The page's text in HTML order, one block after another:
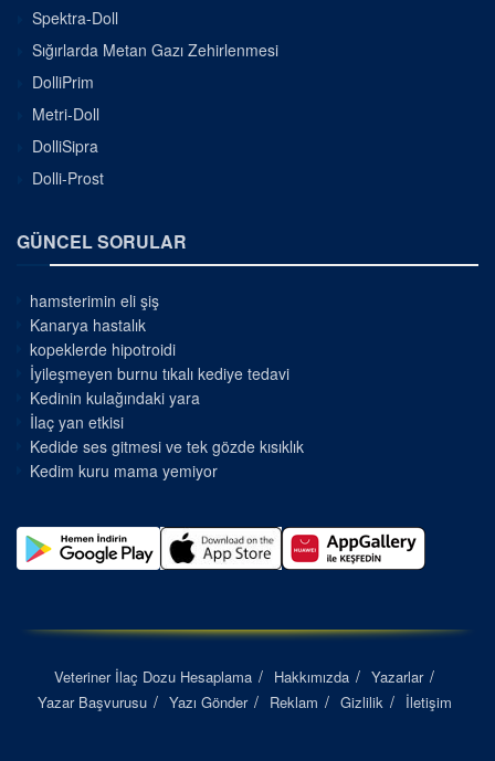
Spektra-Doll
Sığırlarda Metan Gazı Zehirlenmesi
DolliPrim
Metri-Doll
DolliSipra
Dolli-Prost
GÜNCEL SORULAR
hamsterimin eli şiş
Kanarya hastalık
kopeklerde hipotroidi
İyileşmeyen burnu tıkalı kediye tedavi
Kedinin kulağındaki yara
İlaç yan etkisi
Kedide ses gitmesi ve tek gözde kısıklık
Kedim kuru mama yemiyor
Veteriner İlaç Dozu Hesaplama Hakkımızda
Yazarlar
Yazar Başvurusu
Yazı Gönder Reklam Gizlilik İletişim